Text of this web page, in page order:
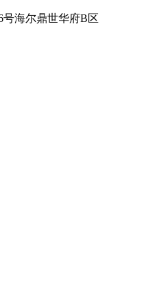
海尔鼎世华府B区